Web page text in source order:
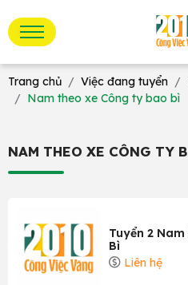
Trang chủ Việc đang tuyển
Nam theo xe Công ty bao bì
NAM THEO XE CÔNG TY
Tuyển 2
Bì
Liên hệ